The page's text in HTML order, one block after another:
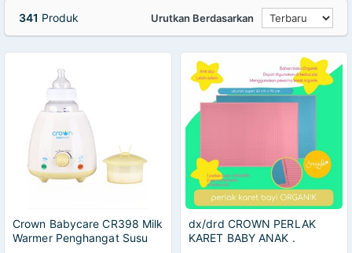
341 Produk Urutkan Berdasarkan
Crown Babycare CR398 Milk
Warmer Penghangat Susu
dx/drd CROWN PERLAK
KARET BABY ANAK .